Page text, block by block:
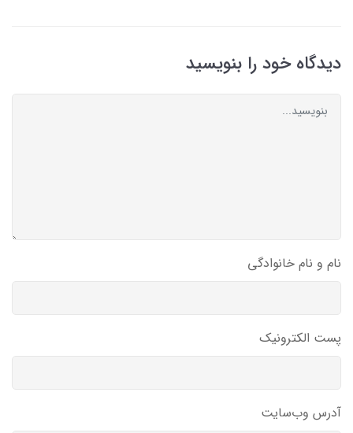
دیدگاه خود را بنویسید
نام و نام خانوادگی
پست الکترونیک
آدرس وب‌سایت